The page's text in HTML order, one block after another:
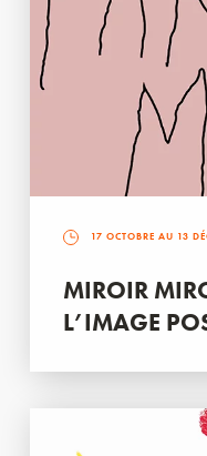
17 OCTOBRE AU 13
MIROIR
L’IMAGE